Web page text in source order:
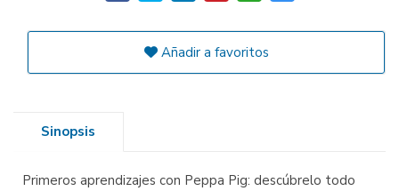
Añadir a favoritos
Sinopsis
Primeros aprendizajes con Peppa Pig: descúbrelo todo